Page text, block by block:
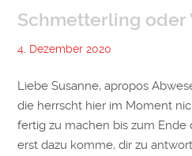
Schmetterling oder
4. Dezember 2020
Liebe Susanne, apropos
die herrscht hier im Moment
fertig zu machen bis zum Ende
erst dazu komme, dir zu